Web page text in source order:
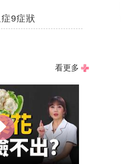
9症狀
看更多